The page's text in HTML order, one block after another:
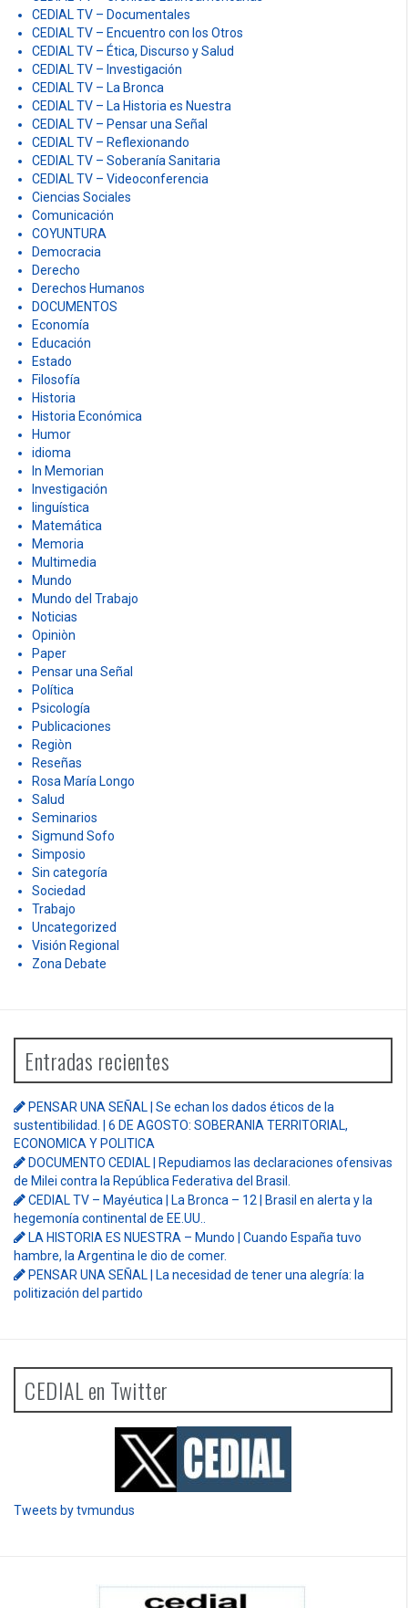
CEDIAL TV – Documentales
CEDIAL TV – Encuentro con los Otros
CEDIAL TV – Ética, Discurso y Salud
CEDIAL TV – Investigación
CEDIAL TV – La Bronca
CEDIAL TV – La Historia es Nuestra
CEDIAL TV – Pensar una Señal
CEDIAL TV – Reflexionando
CEDIAL TV – Soberanía Sanitaria
CEDIAL TV – Videoconferencia
Ciencias Sociales
Comunicación
COYUNTURA
Democracia
Derecho
Derechos Humanos
DOCUMENTOS
Economía
Educación
Estado
Filosofía
Historia
Historia Económica
Humor
idioma
In Memorian
Investigación
linguística
Matemática
Memoria
Multimedia
Mundo
Mundo del Trabajo
Noticias
Opiniòn
Paper
Pensar una Señal
Política
Psicología
Publicaciones
Regiòn
Reseñas
Rosa María Longo
Salud
Seminarios
Sigmund Sofo
Simposio
Sin categoría
Sociedad
Trabajo
Uncategorized
Visión Regional
Zona Debate
Entradas recientes
PENSAR UNA SEÑAL | Se echan los dados éticos de la
sustentibilidad. | 6 DE AGOSTO: SOBERANIA TERRITORIAL,
ECONOMICA Y POLITICA
DOCUMENTO CEDIAL | Repudiamos las declaraciones ofensivas
de Milei contra la República Federativa del Brasil.
CEDIAL TV – Mayéutica | La Bronca – 12 | Brasil en alerta y la
hegemonía continental de EE.UU..
LA HISTORIA ES NUESTRA – Mundo | Cuando España tuvo
hambre, la Argentina le dio de comer.
PENSAR UNA SEÑAL | La necesidad de tener una alegría: la
politización del partido
CEDIAL en Twitter
Tweets by tvmundus